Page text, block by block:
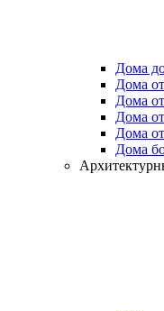
Дома
Дома
Дома
Дома
Дома
Дома